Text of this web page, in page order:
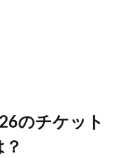
のチケット